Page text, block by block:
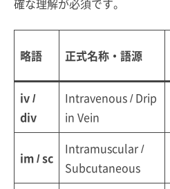
確な理解が必須です。
略語 正式名称・語源
iv /
div
Intravenous / Drip
in Vein
im / sc
Intramuscular /
Subcutaneous